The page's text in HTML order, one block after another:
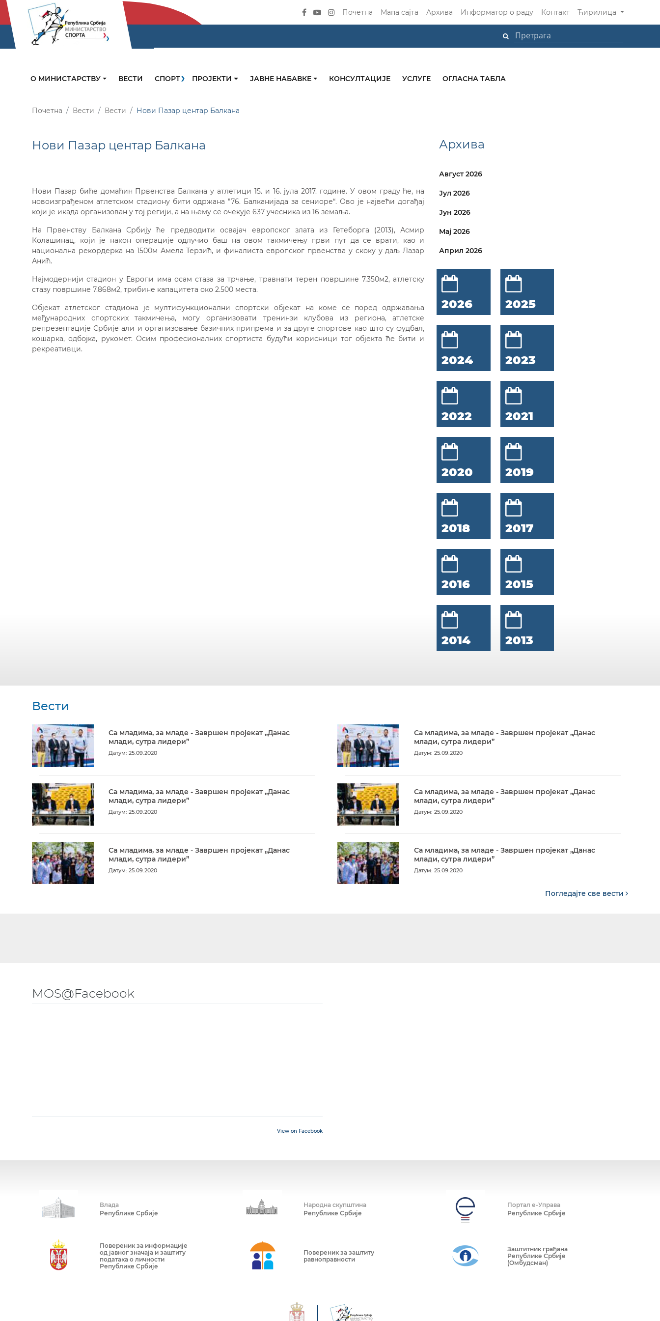
Почетна Мапа сајта Архива Информатор о раду Контакт Ћирилица
О МИНИСТАРСТВУ ВЕСТИ СПОРТ ПРОЈЕКТИ ЈАВНЕ НАБАВКЕ КОНСУЛТАЦИЈЕ УСЛУГЕ ОГЛАСНА ТАБЛА
Почетна Вести Вести Нови Пазар центар Балкана
Нови Пазар центар Балкана
Нови Пазар биће домаћин Првенства Балкана у атлетици 15. и 16. јула 2017. године. У овом граду ће, на
новоизграђеном атлетском стадиону бити одржана "76. Балканијада за сениоре“. Ово је највећи догађај
који је икада организован у тој регији, а на њему се очекује 637 учесника из 16 земаља.
На Првенству Балкана Србију ће предводити освајач европског злата из Гетеборга (2013), Асмир
Колашинац, који је након операције одлучио баш на овом такмичењу први пут да се врати, као и
национална рекордерка на 1500м Амела Терзић, и финалиста европског првенства у скоку у даљ Лазар
Анић.
Најмодернији стадион у Европи има осам стаза за трчање, травнати терен површине 7.350м2, атлетску
стазу површине 7.868м2, трибине капацитета око 2.500 места.
Објекат атлетског стадиона је мултифункционални спортски објекат на коме се поред одржавања
међународних спортских такмичења, могу организовати тренинзи клубова из региона, атлетске
репрезентације Србије али и организовање базичних припрема и за друге спортове као што су фудбал,
кошарка, одбојка, рукомет. Осим професионалних спортиста будући корисници тог објекта ће бити и
рекреативци.
Архива
Август 2026
Јул 2026
Јун 2026
Мај 2026
Април 2026
2026 2025
2024 2023
2022 2021
2020 2019
2018 2017
2016 2015
2014 2013
Вести
Са младима, за младе - Завршен пројекат „Данас
млади, сутра лидери”
Датум: 25.09.2020
Са младима, за младе - Завршен пројекат „Данас
млади, сутра лидери”
Датум: 25.09.2020
Са младима, за младе - Завршен пројекат „Данас
млади, сутра лидери”
Датум: 25.09.2020
Са младима, за младе - Завршен пројекат „Данас
млади, сутра лидери”
Датум: 25.09.2020
Са младима, за младе - Завршен пројекат „Данас
млади, сутра лидери”
Датум: 25.09.2020
Са младима, за младе - Завршен пројекат „Данас
млади, сутра лидери”
Датум: 25.09.2020
Погледајте све вести
MOS@Facebook
View on Facebook
Влада
Републике Србије
Народна скупштина
Републике Србије
Портал е-Управа
Републике Србије
Повереник за информације
од јавног значаја и заштиту
података о личности
Републике Србије
Повереник за заштиту
равноправности
Заштитник грађана
Републике Србије
(Омбудсман)